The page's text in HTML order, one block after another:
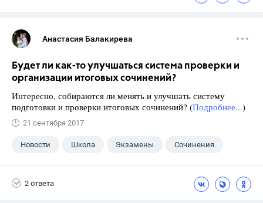
Анастасия Балакирева
Будет ли как-то улучшаться система проверки и
организации итоговых сочинений?
Интересно, собираются ли менять и улучшать систему
подготовки и проверки итоговых сочинений? (Подробнее...)
21 сентября 2017
Новости Школа Экзамены Сочинения
2 ответа